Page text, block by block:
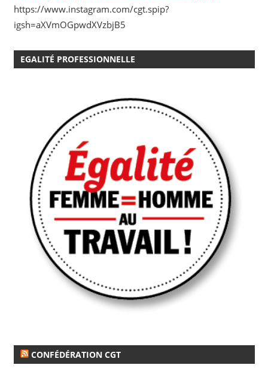
https://www.instagram.com/cgt.spip?
igsh=aXVmOGpwdXVzbjB5
EGALITÉ PROFESSIONNELLE
CONFÉDÉRATION CGT